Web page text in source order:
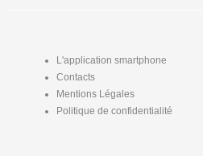
L'application smartphone
Contacts
Mentions Légales
Politique de confidentialité